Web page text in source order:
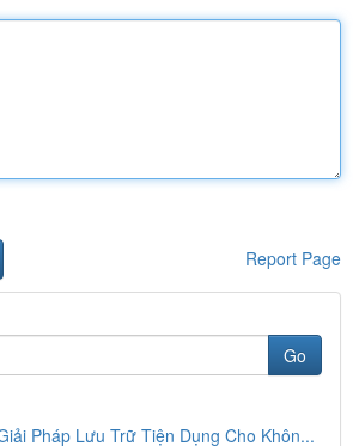
Report Page
Go
Pháp Lưu Trữ Tiện Dụng Cho Khôn...